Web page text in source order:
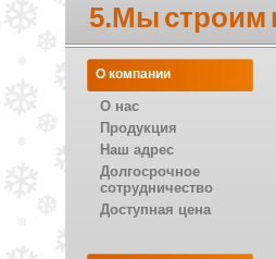
5.Мы строим
О компании
О нас
Продукция
Наш адрес
Долгосрочное
сотрудничество
Доступная цена